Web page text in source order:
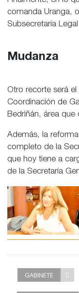
comanda Uranga,
Subsecretaría
Mudanza
Otro recorte será
Coordinación de
Bedriñán, área que
Además, la
completo de la
que hoy tiene a
de la Secretaría
GABINETE